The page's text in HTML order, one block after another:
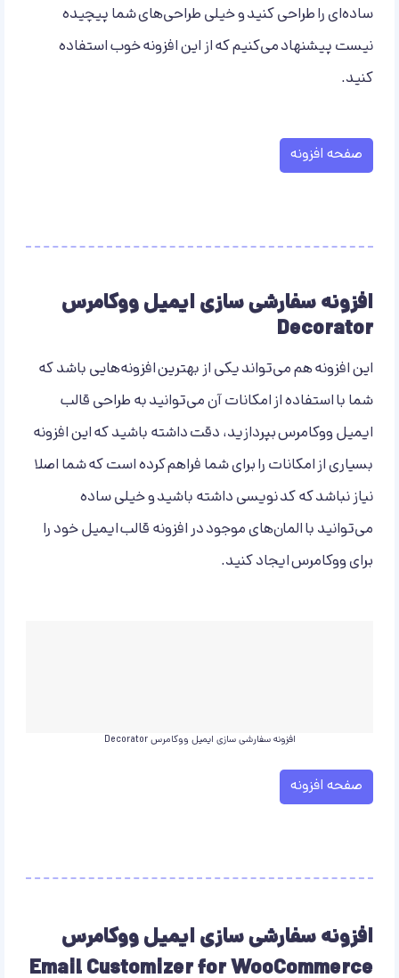
ساده‌ای را طراحی کنید و خیلی طراحی‌های شما پیچیده
نیست پیشنهاد می‌کنیم که از این افزونه خوب استفاده
کنید.
صفحه افزونه
افزونه سفارشی سازی ایمیل ووکامرس
Decorator
این افزونه هم می‌تواند یکی از بهترین افزونه‌هایی باشد که
شما با استفاده از امکانات آن می‌توانید به طراحی قالب
ایمیل ووکامرس بپردازید، دقت داشته باشید که این افزونه
بسیاری از امکانات را برای شما فراهم کرده است که شما اصلا
نیاز نباشد که کد نویسی داشته باشید و خیلی ساده
می‌توانید با المان‌های موجود در افزونه قالب ایمیل خود را
برای ووکامرس ایجاد کنید.
افزونه سفارشی سازی ایمیل ووکامرس Decorator
صفحه افزونه
افزونه سفارشی سازی ایمیل ووکامرس
Email Customizer for WooCommerce